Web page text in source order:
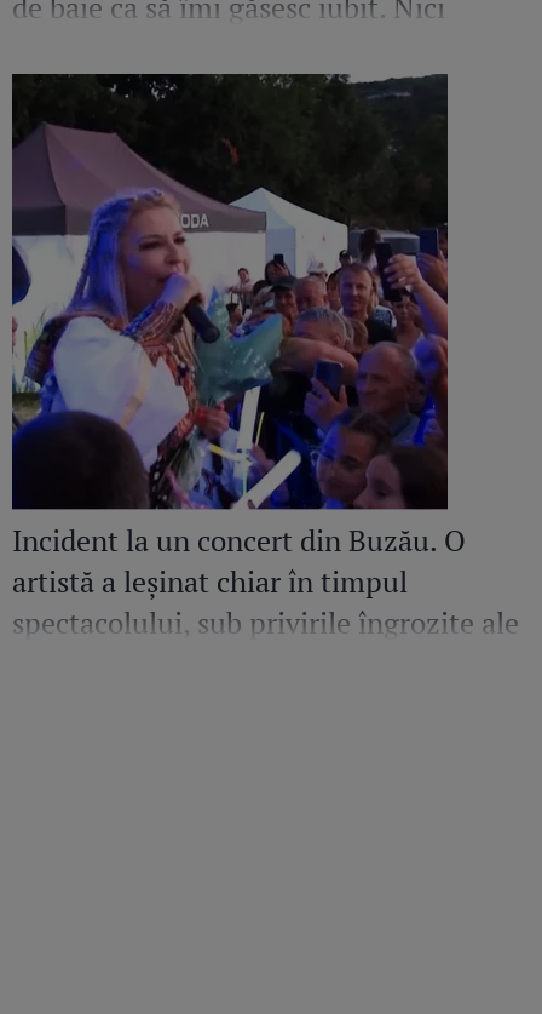
Incident la un concert din Buzău. O
artistă a leșinat chiar în timpul
spectacolului, sub privirile îngrozite ale